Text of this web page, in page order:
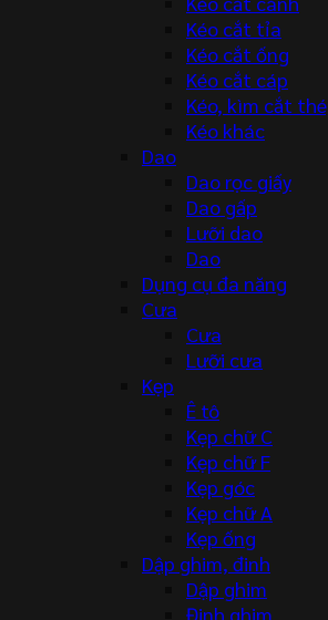
Kéo cắt tỉa
Kéo cắt ống
Kéo cắt cáp
Kéo, kìm cắt
Kéo khác
Dao
Dao rọc giấy
Dao gấp
Lưỡi dao
Dao
Dụng cụ đa năng
Cưa
Cưa
Lưỡi cưa
Kẹp
Ê tô
Kẹp chữ C
Kẹp chữ F
Kẹp góc
Kẹp chữ A
Kẹp ống
Dập ghim, đinh
Dập ghim
Đinh ghim